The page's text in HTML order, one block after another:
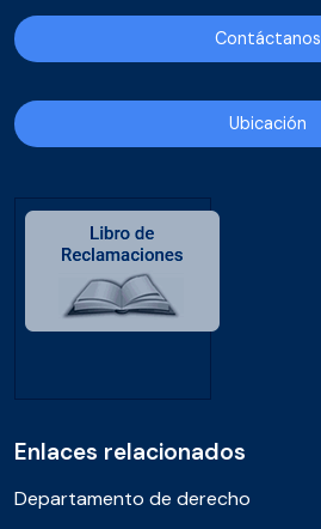
Contáctanos
Ubicación
Enlaces relacionados
Departamento de derecho